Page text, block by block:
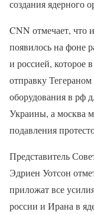
создания ядерного
CNN отмечает, что
появилось на фоне
и россией, которое
отправку
оборудования в рф
Украины, а москва
подавления
Представитель
Эдриен Уотсон
приложат все
россии и Ирана в